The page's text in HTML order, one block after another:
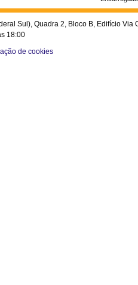
Sul), Quadra 2, Bloco B, Edifício
18:00
de cookies